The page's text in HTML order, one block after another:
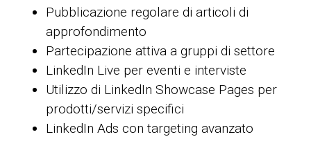
Pubblicazione regolare di articoli di
approfondimento
Partecipazione attiva a gruppi di settore
LinkedIn Live per eventi e interviste
Utilizzo di LinkedIn Showcase Pages per
prodotti/servizi specifici
LinkedIn Ads con targeting avanzato